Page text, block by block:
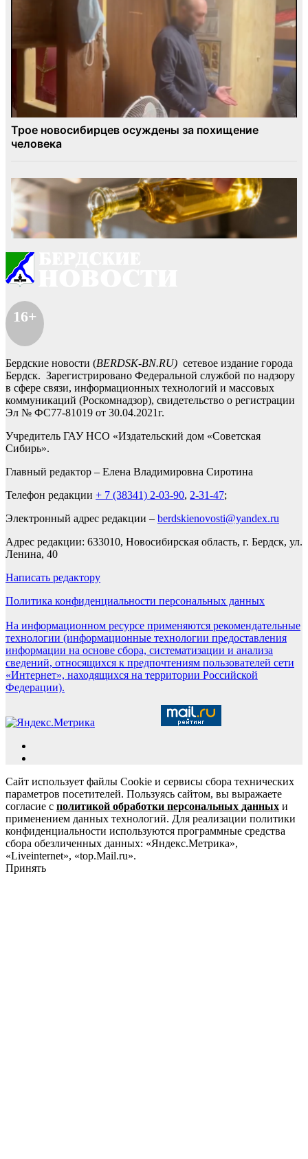
16+
Бердские новости (BERDSK-BN.RU) сетевое издание города
Бердск. Зарегистрировано Федеральной службой по надзору
в сфере связи, информационных технологий и массовых
коммуникаций (Роскомнадзор), свидетельство о регистрации
Эл № ФС77-81019 от 30.04.2021г.
Учредитель ГАУ НСО «Издательский дом «Советская
Сибирь».
Главный редактор – Елена Владимировна Сиротина
Телефон редакции + 7 (38341) 2-03-90, 2-31-47;
Электронный адрес редакции – berdskienovosti@yandex.ru
Адрес редакции: 633010, Новосибирская область, г. Бердск, ул.
Ленина, 40
Написать редактору
Политика конфиденциальности персональных данных
На информационном ресурсе применяются рекомендательные
технологии (информационные технологии предоставления
информации на основе сбора, систематизации и анализа
сведений, относящихся к предпочтениям пользователей сети
«Интернет», находящихся на территории Российской
Федерации).
Сайт использует файлы Cookie и сервисы сбора технических
параметров посетителей. Пользуясь сайтом, вы выражаете
согласие с политикой обработки персональных данных и
применением данных технологий. Для реализации политики
конфиденциальности используются программные средства
сбора обезличенных данных: «Яндекс.Метрика»,
«Liveinternet», «top.Mail.ru».
Принять